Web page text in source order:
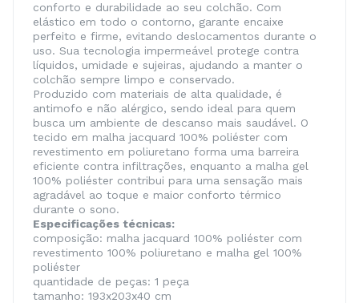
conforto e durabilidade ao seu colchão. Com
elástico em todo o contorno, garante encaixe
perfeito e firme, evitando deslocamentos durante o
uso. Sua tecnologia impermeável protege contra
líquidos, umidade e sujeiras, ajudando a manter o
colchão sempre limpo e conservado.
Produzido com materiais de alta qualidade, é
antimofo e não alérgico, sendo ideal para quem
busca um ambiente de descanso mais saudável. O
tecido em malha jacquard 100% poliéster com
revestimento em poliuretano forma uma barreira
eficiente contra infiltrações, enquanto a malha gel
100% poliéster contribui para uma sensação mais
agradável ao toque e maior conforto térmico
durante o sono.
Especificações técnicas:
composição: malha jacquard 100% poliéster com
revestimento 100% poliuretano e malha gel 100%
poliéster
quantidade de peças: 1 peça
tamanho: 193x203x40 cm